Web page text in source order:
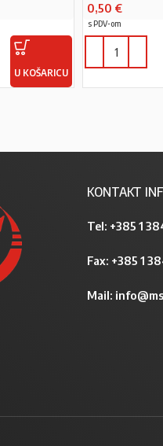
U KOŠARICU
0,50 €
s PDV-om
KONTAKT
Tel: +385 1
Fax: +385 1
Mail: